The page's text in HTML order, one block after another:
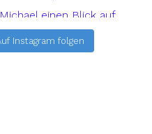
Instagram folgen